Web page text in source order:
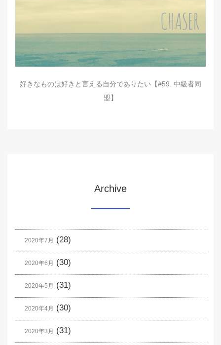
好きなものは好きと言える自分でありたい【#59. 中級者同
盟】
Archive
2020年7月 (28)
2020年6月 (30)
2020年5月 (31)
2020年4月 (30)
2020年3月 (31)